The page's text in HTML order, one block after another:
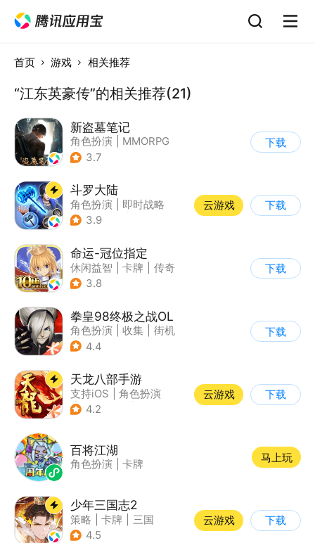
首页 游戏 相关推荐
“江东英豪传”的相关推荐(21)
新盗墓笔记
角色扮演
MMORPG
| 冒险
3.7
下载
斗罗大陆
角色扮演
即时战略
| 小说改编
3.9
云游戏 下载
命运-冠位指定
休闲益智 卡牌
传奇
| 美少女
3.8
下载
拳皇98终极之战OL
角色扮演 收集
街机
| 拳皇
4.4
下载
天龙八部手游
支持iOS
角色扮演
| MMORPG
4.2
云游戏 下载
百将江湖
角色扮演 卡牌
马上玩
少年三国志2
策略 卡牌
三国
| 少年三国志
4.5
云游戏 下载